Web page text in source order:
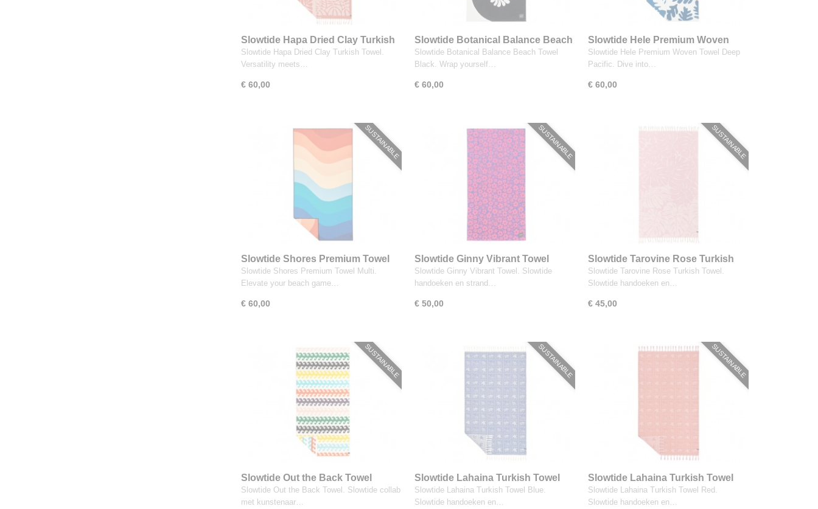
Slowtide Hapa Dried Clay Turkish
Towel
Slowtide Hapa Dried Clay Turkish Towel.
Versatility meets…
€ 60,00
Slowtide Botanical Balance Beach
Towel Black
Slowtide Botanical Balance Beach Towel
Black. Wrap yourself…
€ 60,00
Slowtide Hele Premium Woven
Towel Deep Pacific
Slowtide Hele Premium Woven Towel Deep
Pacific. Dive into…
€ 60,00
SUSTAINABLE
Slowtide Shores Premium Towel
Multi
Slowtide Shores Premium Towel Multi.
Elevate your beach game…
€ 60,00
SUSTAINABLE
Slowtide Ginny Vibrant Towel
Slowtide Ginny Vibrant Towel. Slowtide
handoeken en strand…
€ 50,00
SUSTAINABLE
Slowtide Tarovine Rose Turkish
Towel
Slowtide Tarovine Rose Turkish Towel.
Slowtide handoeken en…
€ 45,00
SUSTAINABLE
Slowtide Out the Back Towel
Slowtide Out the Back Towel. Slowtide collab
met kunstenaar…
SUSTAINABLE
Slowtide Lahaina Turkish Towel
Blue
Slowtide Lahaina Turkish Towel Blue.
Slowtide handoeken en…
SUSTAINABLE
Slowtide Lahaina Turkish Towel
Red
Slowtide Lahaina Turkish Towel Red.
Slowtide handoeken en…